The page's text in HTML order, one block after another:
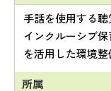
手話を使用する
インクルーシブ
を活用した環境